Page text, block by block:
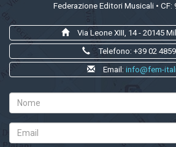
Federazione Editori Musicali • CF:
Via Leone XIII, 14 - 20145
Telefono: +39 02
Email: info@fem-